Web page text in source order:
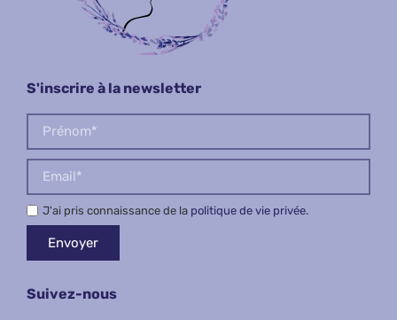
S'inscrire à la newsletter
J'ai pris connaissance de la politique de vie privée.
Envoyer
Suivez-nous